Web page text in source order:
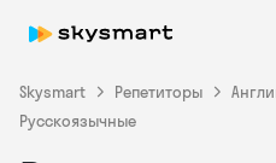
Skysmart Репетиторы
Русскоязычные